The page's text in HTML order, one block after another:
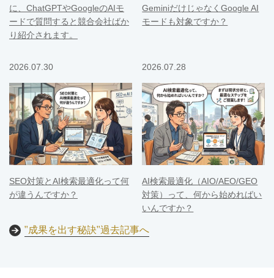
に、ChatGPTやGoogleのAIモ
ードで質問すると競合会社ばか
り紹介されます。
GeminiだけじゃなくGoogle AI
モードも対象ですか？
2026.07.30
SEO対策とAI検索最適化って何
が違うんですか？
2026.07.28
AI検索最適化（AIO/AEO/GEO
対策）って、何から始めればい
いんですか？
"成果を出す秘訣"過去記事へ